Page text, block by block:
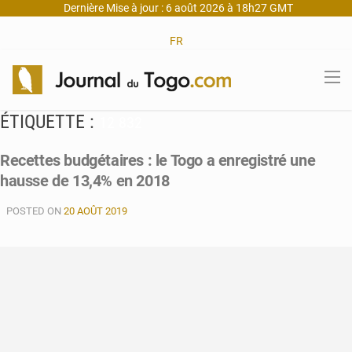
Dernière Mise à jour : 6 août 2026 à 18h27 GMT
FR
ÉTIQUETTE :
Recettes budgétaires : le Togo a enregistré une
hausse de 13,4% en 2018
POSTED ON 20 AOÛT 2019